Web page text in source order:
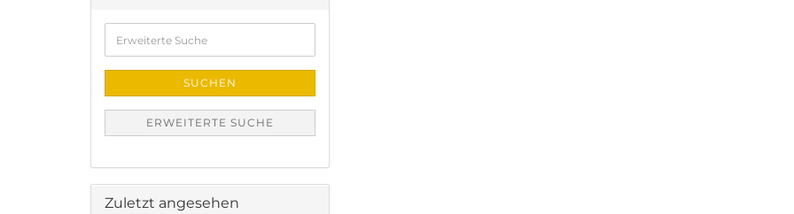
Suche
SUCHEN
ERWEITERTE SUCHE
Zuletzt angesehen